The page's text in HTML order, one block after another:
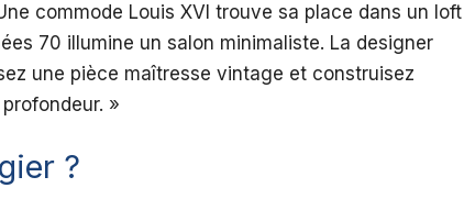
commode Louis XVI trouve sa place dans un loft
70 illumine un salon minimaliste. La designer
une pièce maîtresse vintage et construisez
»
?